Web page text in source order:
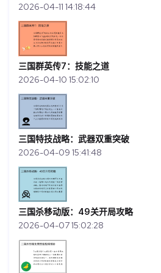
2026-04-11 14:18:44
三国群英传7：技能之道
2026-04-10 15:02:10
三国特技战略：武器双重突破
2026-04-09 15:41:48
三国杀移动版：49关开局攻略
2026-04-07 15:02:28